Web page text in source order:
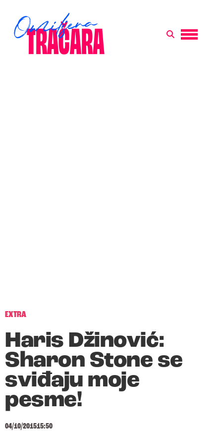
EXTRA
Haris Džinović:
Sharon Stone se
sviđaju moje
pesme!
04/10/201515:50